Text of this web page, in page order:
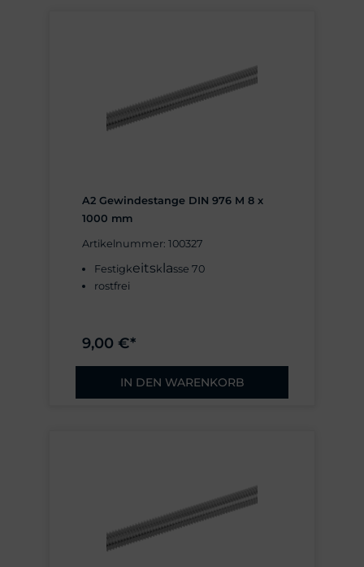
A2 Gewindestange DIN 976 M 8 x
1000 mm
Artikelnummer: 100327
Festigkeitsk lasse 70
rostfrei
9,00 €*
IN DEN WARENKORB